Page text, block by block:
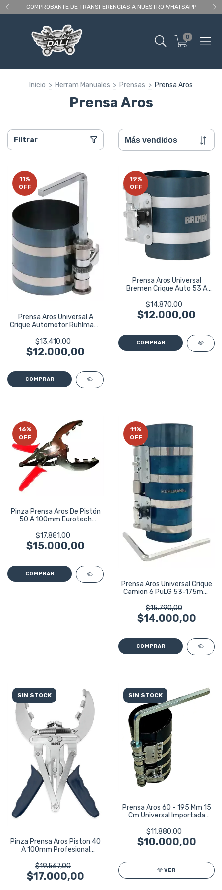
-COMPROBANTE DE TRANSFERENCIAS A NUESTRO WHATSAPP-
0
Inicio > Herram Manuales > Prensas > Prensa Aros
Prensa Aros
Filtrar
11%
OFF
Prensa Aros Universal A
Crique Automotor Ruhlmann
$13.410,00
$12.000,00
19%
OFF
Prensa Aros Universal
Bremen Crique Auto 53 A
$14.870,00
$12.000,00
16%
OFF
Pinza Prensa Aros De Pistón
50 A 100mm Eurotech
$17.881,00
$15.000,00
11%
OFF
Prensa Aros Universal Crique
Camion 6 PuLG 53-175mm
$15.790,00
$14.000,00
SIN STOCK
Pinza Prensa Aros Piston 40
A 100mm Profesional
$19.567,00
$17.000,00
SIN STOCK
Prensa Aros 60 - 195 Mm 15
Cm Universal Importada
$11.880,00
$10.000,00
VER